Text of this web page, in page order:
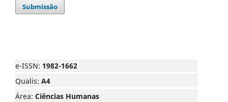
Submissão
e-ISSN: 1982-1662
Qualis: A4
Área: Ciências Humanas